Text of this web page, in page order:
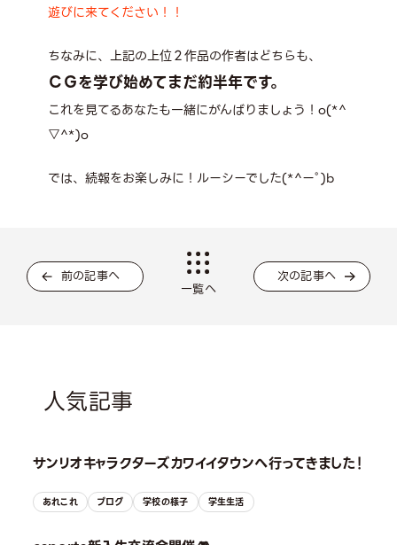
遊びに来てください！！
ちなみに、上記の上位２作品の作者はどちらも、
ＣＧを学び始めてまだ約半年です。
これを見てるあなたも一緒にがんばりましょう！o(*^
▽^*)o
では、続報をお楽しみに！ルーシーでした(*^ーﾟ)b
前の記事へ
一覧へ
次の記事へ
人気記事
サンリオキャラクターズカワイイタウンへ行ってきました！
あれこれ ブログ 学校の様子 学生生活